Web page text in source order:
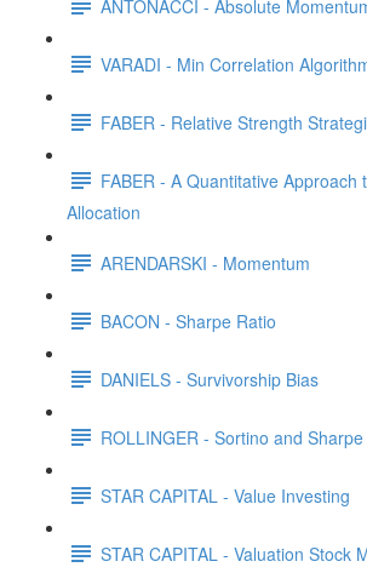
ANTONACCI - Absolute
VARADI - Min Correlation
FABER - Relative Strength
FABER - A Quantitative Approach
Allocation
ARENDARSKI - Momentum
BACON - Sharpe Ratio
DANIELS - Survivorship Bias
ROLLINGER - Sortino and Sharpe
STAR CAPITAL - Value Investing
STAR CAPITAL - Valuation Stock